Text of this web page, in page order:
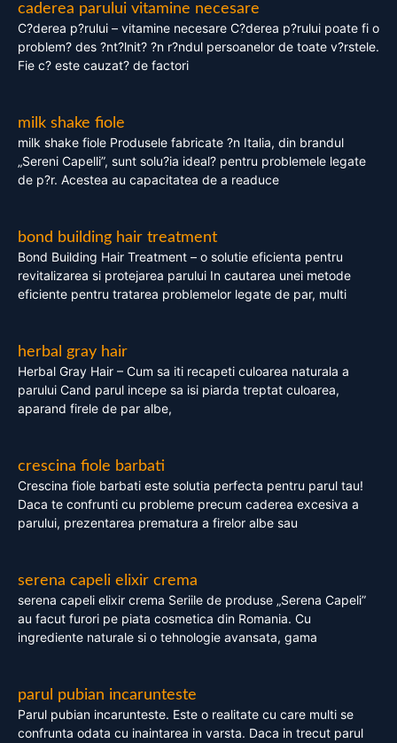
caderea parului vitamine necesare
C?derea p?rului – vitamine necesare C?derea p?rului poate fi o
problem? des ?nt?lnit? ?n r?ndul persoanelor de toate v?rstele.
Fie c? este cauzat? de factori
milk shake fiole
milk shake fiole Produsele fabricate ?n Italia, din brandul
„Sereni Capelli”, sunt solu?ia ideal? pentru problemele legate
de p?r. Acestea au capacitatea de a readuce
bond building hair treatment
Bond Building Hair Treatment – o solutie eficienta pentru
revitalizarea si protejarea parului In cautarea unei metode
eficiente pentru tratarea problemelor legate de par, multi
herbal gray hair
Herbal Gray Hair – Cum sa iti recapeti culoarea naturala a
parului Cand parul incepe sa isi piarda treptat culoarea,
aparand firele de par albe,
crescina fiole barbati
Crescina fiole barbati este solutia perfecta pentru parul tau!
Daca te confrunti cu probleme precum caderea excesiva a
parului, prezentarea prematura a firelor albe sau
serena capeli elixir crema
serena capeli elixir crema Seriile de produse „Serena Capeli”
au facut furori pe piata cosmetica din Romania. Cu
ingrediente naturale si o tehnologie avansata, gama
parul pubian incarunteste
Parul pubian incarunteste. Este o realitate cu care multi se
confrunta odata cu inaintarea in varsta. Daca in trecut parul